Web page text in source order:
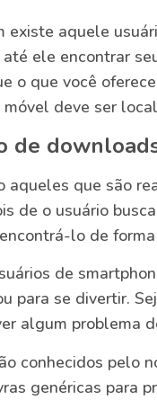
existe aquele
ele encontrar
o que você
deve ser
de
aqueles que são
de o usuário
lo de
de
para se divertir.
algum problema
conhecidos pelo
genéricas para